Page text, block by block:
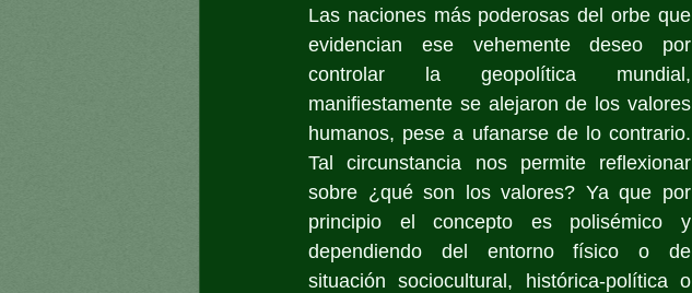
Las naciones más poderosas del orbe que
evidencian ese vehemente deseo por
controlar la geopolítica mundial,
manifiestamente se alejaron de los valores
humanos, pese a ufanarse de lo contrario.
Tal circunstancia nos permite reflexionar
sobre ¿qué son los valores? Ya que por
principio el concepto es polisémico y
dependiendo del entorno físico o de
situación sociocultural, histórica-política o